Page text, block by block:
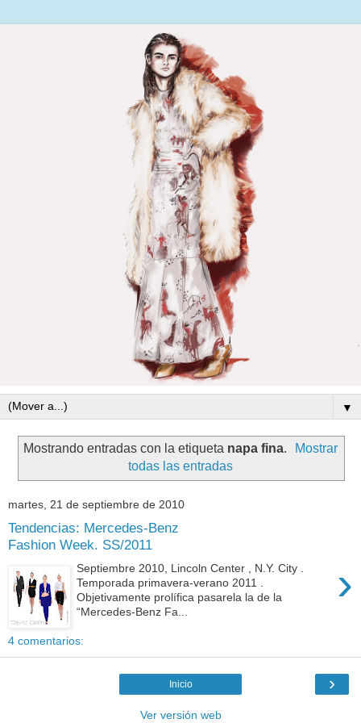
▼
Mostrando entradas con la etiqueta napa fina.
Mostrar
todas las entradas
martes, 21 de septiembre de 2010
Tendencias: Mercedes-Benz
Fashion Week. SS/2011
›
Septiembre 2010, Lincoln Center , N.Y. City .
Temporada primavera-verano 2011 .
Objetivamente prolífica pasarela la de la
“Mercedes-Benz Fa...
4 comentarios:
›
Inicio
Ver versión web